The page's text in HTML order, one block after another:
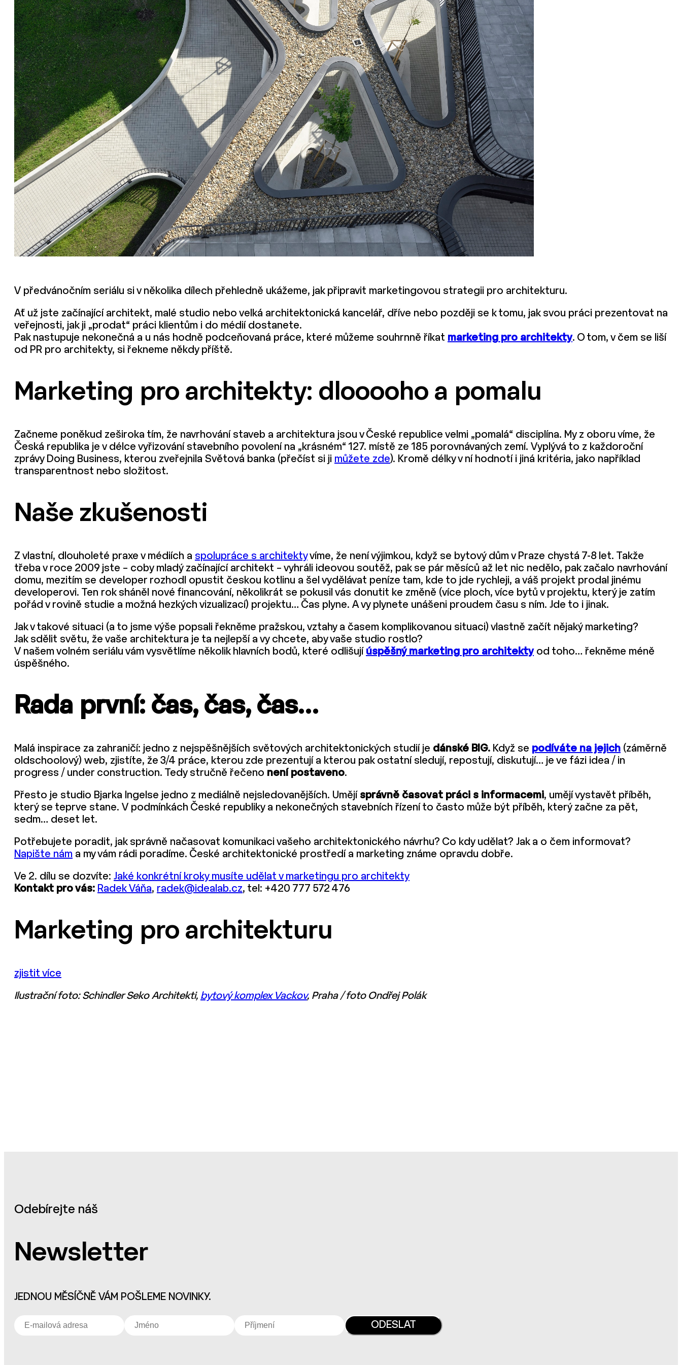
V předvánočním seriálu si v několika dílech přehledně ukážeme, jak připravit marketingovou strategii pro architekturu.
Ať už jste začínající architekt, malé studio nebo velká architektonická kancelář, dříve nebo později se k tomu, jak svou práci prezentovat na
veřejnosti, jak ji „prodat“ práci klientům i do médií dostanete.
Pak nastupuje nekonečná a u nás hodně podceňovaná práce, které můžeme souhrnně říkat marketing pro architekty. O tom, v čem se liší
od PR pro architekty, si řekneme někdy příště.
Marketing pro architekty: dlooooho a pomalu
Začneme poněkud zeširoka tím, že navrhování staveb a architektura jsou v České republice velmi „pomalá“ disciplína. My z oboru víme, že
Česká republika je v délce vyřizování stavebního povolení na „krásném“ 127. místě ze 185 porovnávaných zemí. Vyplývá to z každoroční
zprávy Doing Business, kterou zveřejnila Světová banka (přečíst si ji můžete zde). Kromě délky v ní hodnotí i jiná kritéria, jako například
transparentnost nebo složitost.
Naše zkušenosti
Z vlastní, dlouholeté praxe v médiích a spolupráce s architektyvíme, že není výjimkou, když se bytový dům v Praze chystá 7-8 let. Takže
třeba v roce 2009 jste – coby mladý začínající architekt – vyhráli ideovou soutěž, pak se pár měsíců až let nic nedělo, pak začalo navrhování
domu, mezitím se developer rozhodl opustit českou kotlinu a šel vydělávat peníze tam, kde to jde rychleji, a váš projekt prodal jinému
developerovi. Ten rok sháněl nové financování, několikrát se pokusil vás donutit ke změně (více ploch, více bytů v projektu, který je zatím
pořád v rovině studie a možná hezkých vizualizací) projektu… Čas plyne. A vy plynete unášeni proudem času s ním. Jde to i jinak.
Jak v takové situaci (a to jsme výše popsali řekněme pražskou, vztahy a časem komplikovanou situaci) vlastně začít nějaký marketing?
Jak sdělit světu, že vaše architektura je ta nejlepší a vy chcete, aby vaše studio rostlo?
V našem volném seriálu vám vysvětlíme několik hlavních bodů, které odlišují úspěšný marketing pro architektyod toho… řekněme méně
úspěšného.
Rada první: čas, čas, čas…
Malá inspirace za zahraničí: jedno z nejspěšnějších světových architektonických studií je dánské BIG. Když se podíváte na jejich (záměrně
oldschoolový) web, zjistíte, že 3/4 práce, kterou zde prezentují a kterou pak ostatní sledují, repostují, diskutují… je ve fázi idea / in
progress / under construction. Tedy stručně řečeno není postaveno.
Přesto je studio Bjarka Ingelse jedno z mediálně nejsledovanějších. Umějí správně časovat práci s informacemi, umějí vystavět příběh,
který se teprve stane. V podmínkách České republiky a nekonečných stavebních řízení to často může být příběh, který začne za pět,
sedm… deset let.
Potřebujete poradit, jak správně načasovat komunikaci vašeho architektonického návrhu? Co kdy udělat? Jak a o čem informovat?
Napište nám a my vám rádi poradíme. České architektonické prostředí a marketing známe opravdu dobře.
Ve 2. dílu se dozvíte: Jaké konkrétní kroky musíte udělat v marketingu pro architekty
Kontakt pro vás: Radek Váňa, radek@idealab.cz, tel: +420 777 572 476
Marketing pro architekturu
zjistit více
Ilustrační foto: Schindler Seko Architekti, bytový komplex Vackov, Praha / foto Ondřej Polák
Odebírejte náš
Newsletter
JEDNOU MĚSÍČNĚ VÁM POŠLEME NOVINKY.